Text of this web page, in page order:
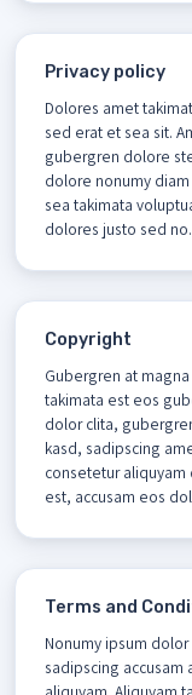
Privacy policy
Dolores amet
sed erat et sea sit.
gubergren dolore
dolore nonumy
sea takimata
dolores justo sed
Copyright
Gubergren at
takimata est eos
dolor clita,
kasd, sadipscing
consetetur
est, accusam eos
Terms and
Nonumy ipsum
sadipscing accusam